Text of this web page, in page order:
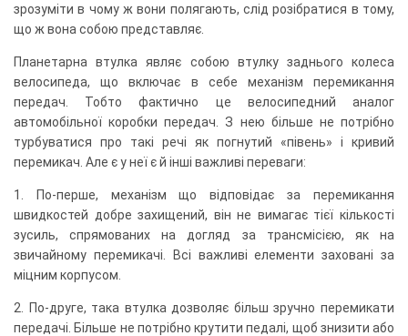
зрозуміти в чому ж вони полягають, слід розібратися в тому,
що ж вона собою представляє.
Планетарна втулка являє собою втулку заднього колеса
велосипеда, що включає в себе механізм перемикання
передач. Тобто фактично це велосипедний аналог
автомобільної коробки передач. З нею більше не потрібно
турбуватися про такі речі як погнутий «півень» і кривий
перемикач. Але є у неї є й інші важливі переваги:
1. По-перше, механізм що відповідає за перемикання
швидкостей добре захищений, він не вимагає тієї кількості
зусиль, спрямованих на догляд за трансмісією, як на
звичайному перемикачі. Всі важливі елементи заховані за
міцним корпусом.
2. По-друге, така втулка дозволяє більш зручно перемикати
передачі. Більше не потрібно крутити педалі, щоб знизити або